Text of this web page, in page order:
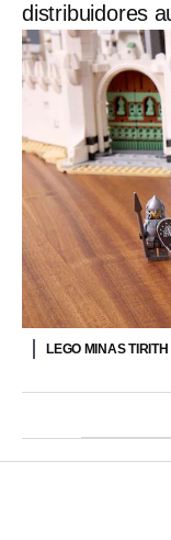
distribuidores
LEGO MINAS